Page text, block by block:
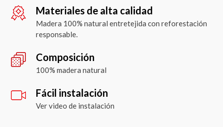
Materiales de alta calidad
Madera 100% natural entretejida con reforestación
responsable.
Composición
100% madera natural
Fácil instalación
Ver video de instalación